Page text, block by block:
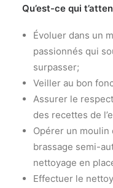
Qu’est-ce qui
Évoluer dans un
passionnés qui
surpasser;
Veiller au bon
Assurer le
des recettes de
Opérer un moulin
brassage semi-
nettoyage en
Effectuer le